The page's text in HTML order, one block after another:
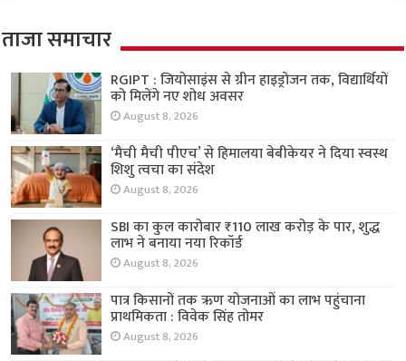
ताजा समाचार
RGIPT : जियोसाइंस से ग्रीन हाइड्रोजन तक, विद्यार्थियों
को मिलेंगे नए शोध अवसर
August 8, 2026
‘मैची मैची पीएच’ से हिमालया बेबीकेयर ने दिया स्वस्थ
शिशु त्वचा का संदेश
August 8, 2026
SBI का कुल कारोबार ₹110 लाख करोड़ के पार, शुद्ध
लाभ ने बनाया नया रिकॉर्ड
August 8, 2026
पात्र किसानों तक ऋण योजनाओं का लाभ पहुंचाना
प्राथमिकता : विवेक सिंह तोमर
August 8, 2026